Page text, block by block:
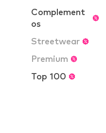
Complement
os
Streetwear
Premium
Top 100